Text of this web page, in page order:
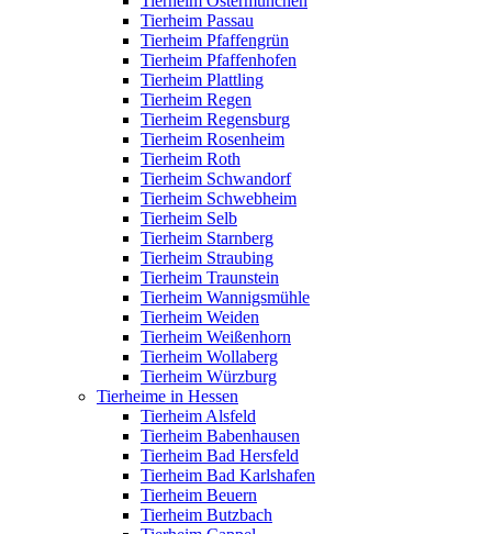
Tierheim Passau
Tierheim Pfaffengrün
Tierheim Pfaffenhofen
Tierheim Plattling
Tierheim Regen
Tierheim Regensburg
Tierheim Rosenheim
Tierheim Roth
Tierheim Schwandorf
Tierheim Schwebheim
Tierheim Selb
Tierheim Starnberg
Tierheim Straubing
Tierheim Traunstein
Tierheim Wannigsmühle
Tierheim Weiden
Tierheim Weißenhorn
Tierheim Wollaberg
Tierheim Würzburg
Tierheime in Hessen
Tierheim Alsfeld
Tierheim Babenhausen
Tierheim Bad Hersfeld
Tierheim Bad Karlshafen
Tierheim Beuern
Tierheim Butzbach